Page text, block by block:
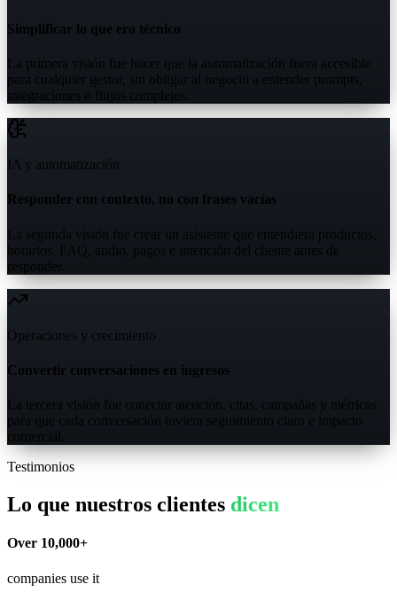
Simplificar lo que era técnico
La primera visión fue hacer que la automatización fuera accesible
para cualquier gestor, sin obligar al negocio a entender prompts,
integraciones o flujos complejos.
IA y automatización
Responder con contexto, no con frases vacías
La segunda visión fue crear un asistente que entendiera productos,
horarios, FAQ, audio, pagos e intención del cliente antes de
responder.
Operaciones y crecimiento
Convertir conversaciones en ingresos
La tercera visión fue conectar atención, citas, campañas y métricas
para que cada conversación tuviera seguimiento claro e impacto
comercial.
Testimonios
Lo que nuestros clientes dicen
Over 10,000+
companies use it